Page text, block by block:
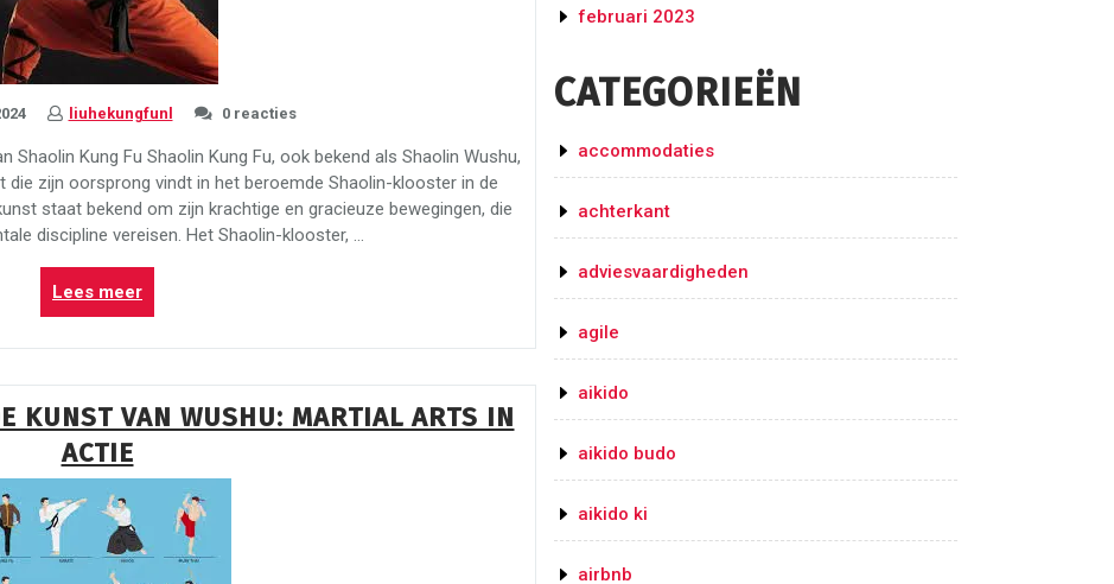
liuhekungfunl 0 reacties
Shaolin Kung Fu Shaolin Kung Fu, ook bekend als Shaolin Wushu,
die zijn oorsprong vindt in het beroemde Shaolin-klooster in de
staat bekend om zijn krachtige en gracieuze bewegingen, die
discipline vereisen. Het Shaolin-klooster, …
Lees meer“Ontdek
de
Kracht
Kung
Een
Eeuwenoude
Traditie
van
Wijsheid
KUNST VAN WUSHU: MARTIAL ARTS IN
ACTIE
februari 2023
CATEGORIEËN
accommodaties
achterkant
adviesvaardigheden
agile
aikido
aikido budo
aikido ki
airbnb